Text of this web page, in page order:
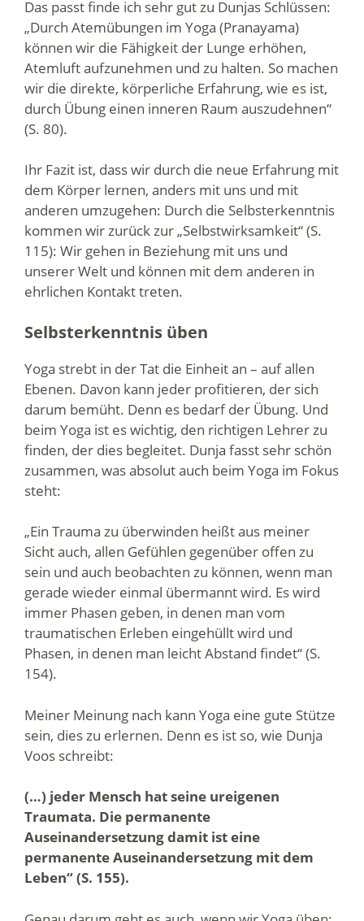
Das passt finde ich sehr gut zu Dunjas Schlüssen:
„Durch Atemübungen im Yoga (Pranayama)
können wir die Fähigkeit der Lunge erhöhen,
Atemluft aufzunehmen und zu halten. So machen
wir die direkte, körperliche Erfahrung, wie es ist,
durch Übung einen inneren Raum auszudehnen“
(S. 80).
Ihr Fazit ist, dass wir durch die neue Erfahrung mit
dem Körper lernen, anders mit uns und mit
anderen umzugehen: Durch die Selbsterkenntnis
kommen wir zurück zur „Selbstwirksamkeit“ (S.
115): Wir gehen in Beziehung mit uns und
unserer Welt und können mit dem anderen in
ehrlichen Kontakt treten.
Selbsterkenntnis üben
Yoga strebt in der Tat die Einheit an – auf allen
Ebenen. Davon kann jeder profitieren, der sich
darum bemüht. Denn es bedarf der Übung. Und
beim Yoga ist es wichtig, den richtigen Lehrer zu
finden, der dies begleitet. Dunja fasst sehr schön
zusammen, was absolut auch beim Yoga im Fokus
steht:
„Ein Trauma zu überwinden heißt aus meiner
Sicht auch, allen Gefühlen gegenüber offen zu
sein und auch beobachten zu können, wenn man
gerade wieder einmal übermannt wird. Es wird
immer Phasen geben, in denen man vom
traumatischen Erleben eingehüllt wird und
Phasen, in denen man leicht Abstand findet“ (S.
154).
Meiner Meinung nach kann Yoga eine gute Stütze
sein, dies zu erlernen. Denn es ist so, wie Dunja
Voos schreibt:
(…) jeder Mensch hat seine ureigenen
Traumata. Die permanente
Auseinandersetzung damit ist eine
permanente Auseinandersetzung mit dem
Leben“ (S. 155).